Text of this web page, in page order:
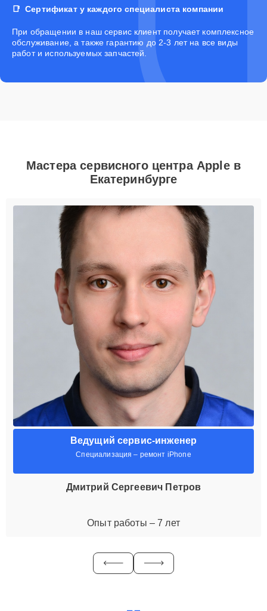
Сертификат у каждого специалиста компании
При обращении в наш сервис клиент получает комплексное
обслуживание, а также гарантию до 2-3 лет на все виды
работ и используемых запчастей.
Мастера сервисного центра Apple в
Екатеринбурге
Ведущий сервис-инженер
Специализация – ремонт iPhone
Дмитрий Сергеевич Петров
Опыт работы – 7 лет